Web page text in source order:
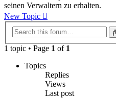
seinen Verwaltern zu erhalten.
New Topic
1 topic • Page 1 of 1
Topics
Replies
Views
Last post